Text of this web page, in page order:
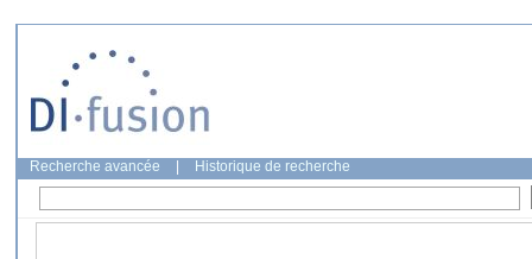
Recherche avancée Historique de recherche